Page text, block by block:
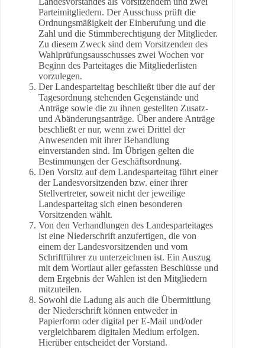
Parteimitgliedern. Der Ausschuss prüft die
Ordnungsmäßigkeit der Einberufung und die
Zahl und die Stimmberechtigung der Mitglieder.
Zu diesem Zweck sind dem Vorsitzenden des
Wahlprüfungsausschusses zwei Wochen vor
Beginn des Parteitages die Mitgliederlisten
vorzulegen.
Der Landesparteitag beschließt über die auf der
Tagesordnung stehenden Gegenstände und
Anträge sowie die zu ihnen gestellten Zusatz-
und Abänderungsanträge. Über andere Anträge
beschließt er nur, wenn zwei Drittel der
Anwesenden mit ihrer Behandlung
einverstanden sind. Im Übrigen gelten die
Bestimmungen der Geschäftsordnung.
Den Vorsitz auf dem Landesparteitag führt einer
der Landesvorsitzenden bzw. einer ihrer
Stellvertreter, soweit nicht der jeweilige
Landesparteitag sich einen besonderen
Vorsitzenden wählt.
Von den Verhandlungen des Landesparteitages
ist eine Niederschrift anzufertigen, die von
einem der Landesvorsitzenden und vom
Schriftführer zu unterzeichnen ist. Ein Auszug
mit dem Wortlaut aller gefassten Beschlüsse und
dem Ergebnis der Wahlen ist den Mitgliedern
mitzuteilen.
Sowohl die Ladung als auch die Übermittlung
der Niederschrift können entweder in
Papierform oder digital per E-Mail und/oder
vergleichbarem digitalen Medium erfolgen.
Hierüber entscheidet der Vorstand.